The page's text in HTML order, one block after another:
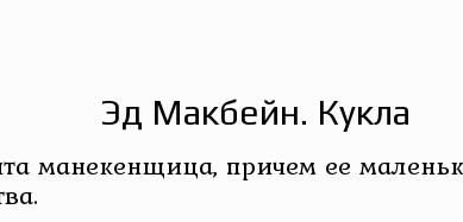
Эд Макбейн. Кукла
манекенщица, причем ее